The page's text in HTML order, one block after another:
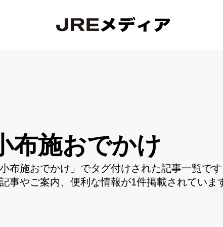
布施おでかけ
布施おでかけ」でタグ付けされた記事一覧で
事やご案内、便利な情報が1件掲載されていま